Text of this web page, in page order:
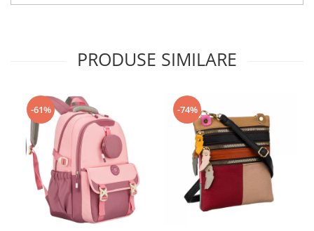
PRODUSE SIMILARE
-61% -74%